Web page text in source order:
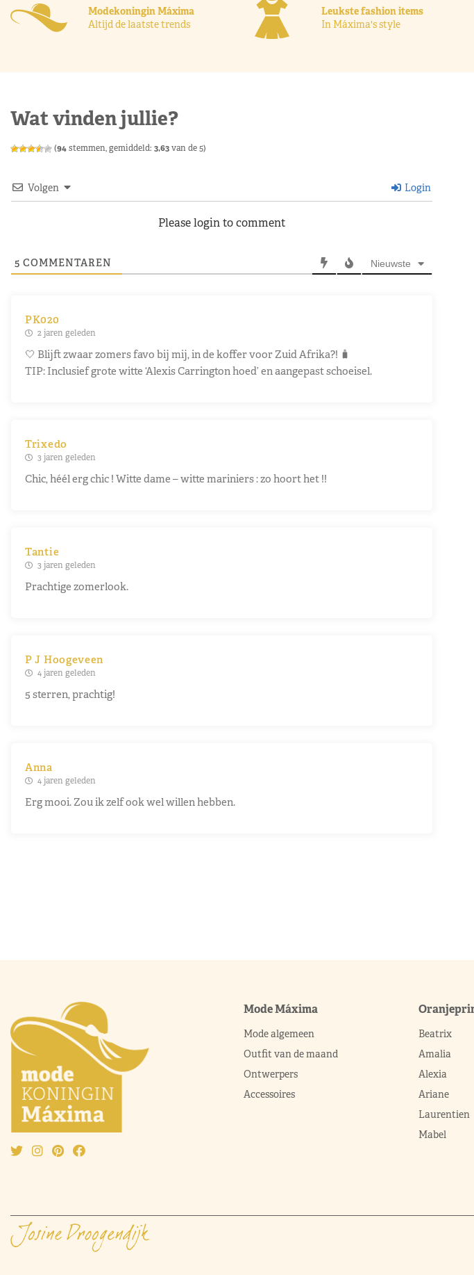
Modekoningin Máxima
Altijd de laatste trends
Leukste fashion items
In Máxima's style
Wat vinden jullie?
(94stemmen, gemiddeld: 3,63van de 5)
Volgen Login
Please login to comment
5 COMMENTAREN Nieuwste
PK020
2 jaren geleden
🤍 Blijft zwaar zomers favo bij mij, in de koffer voor Zuid Afrika?! 🧳
TIP: Inclusief grote witte ‘Alexis Carrington hoed’ en aangepast schoeisel.
Trixedo
3 jaren geleden
Chic, héél erg chic ! Witte dame – witte mariniers : zo hoort het !!
Tantie
3 jaren geleden
Prachtige zomerlook.
P J Hoogeveen
4 jaren geleden
5 sterren, prachtig!
Anna
4 jaren geleden
Erg mooi. Zou ik zelf ook wel willen hebben.
Mode Máxima
Mode algemeen
Outfit van de maand
Ontwerpers
Accessoires
Beatrix
Amalia
Alexia
Ariane
Laurentien
Mabel